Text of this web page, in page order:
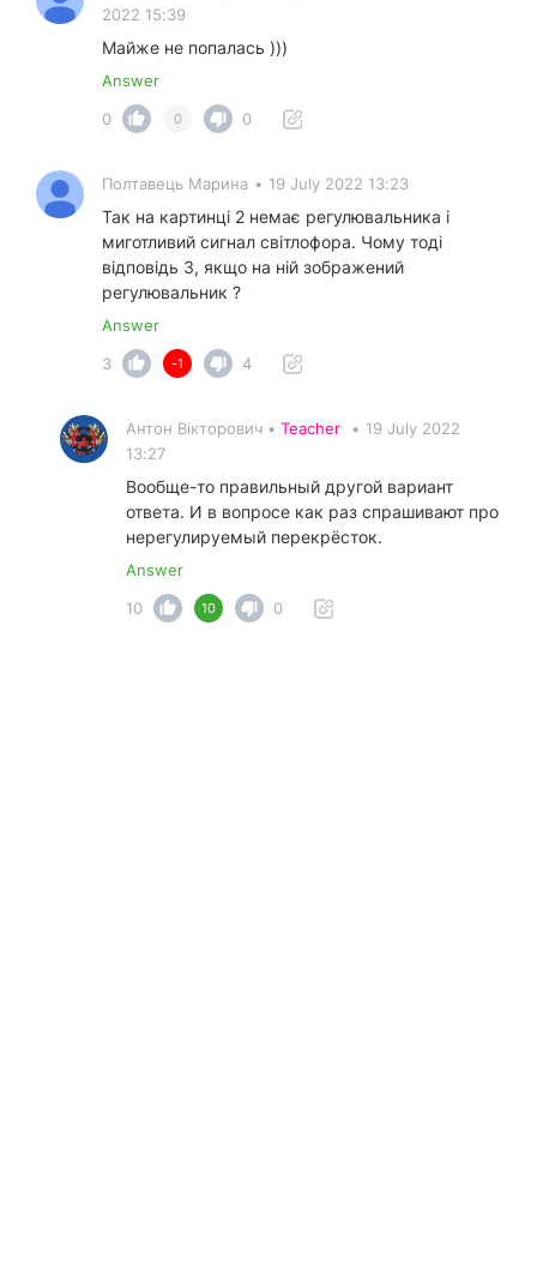
2022 15:39
Майже не попалась )))
Answer
0
0 0
Полтавець Марина • 19 July 2022 13:23
Так на картинці 2 немає регулювальника і
миготливий сигнал світлофора. Чому тоді
відповідь 3, якщо на ній зображений
регулювальник ?
Answer
3
-1 4
Антон Вікторович • Teacher • 19 July 2022
13:27
Вообще-то правильный другой вариант
ответа. И в вопросе как раз спрашивают про
нерегулируемый перекрёсток.
Answer
10
10 0